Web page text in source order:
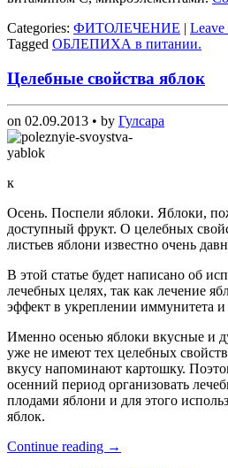
Categories: ФИТОЛЕЧЕНИЕ | Leave
Tagged ОБЛЕПИХА в питании.
Целебные свойства яблок
on 02.09.2013 • by Гулсара
к
Осень. Поспели яблоки. Яблоки,
доступный фрукт. О целебных
листьев яблони известно очень
В этой статье будет написано об
лечебных целях, так как лечение
эффект в укреплении иммунитета
Именно осенью яблоки вкусные и
уже не имеют тех целебных
вкусу напоминают картошку.
осенний период организовать
плодами яблони и для этого
яблок.
Continue reading →